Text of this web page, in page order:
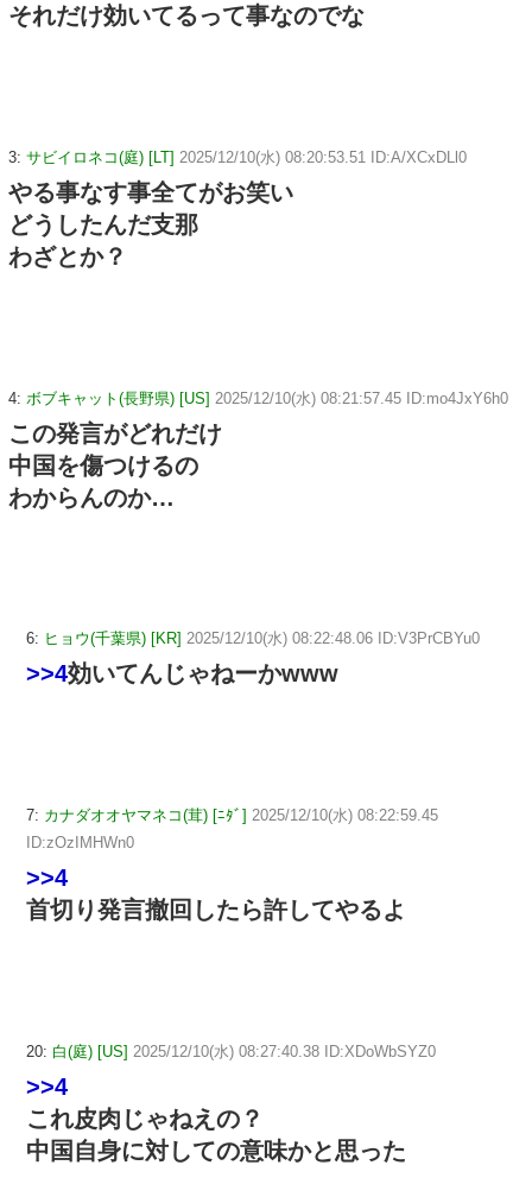
それだけ効いてるって事なのでな
3: サビイロネコ(庭) [LT] 2025/12/10(水) 08:20:53.51 ID:A/XCxDLl0
やる事なす事全てがお笑い
どうしたんだ支那
わざとか？
4: ボブキャット(長野県) [US] 2025/12/10(水) 08:21:57.45 ID:mo4JxY6h0
この発言がどれだけ
中国を傷つけるの
わからんのか…
6: ヒョウ(千葉県) [KR] 2025/12/10(水) 08:22:48.06 ID:V3PrCBYu0
>>4効いてんじゃねーかwww
7: カナダオオヤマネコ(茸) [ﾆﾀﾞ] 2025/12/10(水) 08:22:59.45
ID:zOzIMHWn0
>>4
首切り発言撤回したら許してやるよ
20: 白(庭) [US] 2025/12/10(水) 08:27:40.38 ID:XDoWbSYZ0
>>4
これ皮肉じゃねえの？
中国自身に対しての意味かと思った